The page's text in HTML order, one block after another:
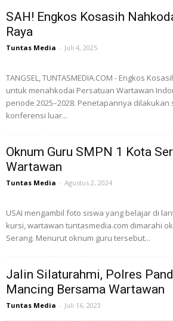
SAH! Engkos Kosasih
Raya
Tuntas Media - Juli 4, 2025
TANGSEL, TUNTASMEDIA.COM - Engkos
untuk menahkodai Persatuan Wartawan
periode 2025–2028. Penetapannya
konferensi luar...
Oknum Guru SMPN 1 Kota
Wartawan
Tuntas Media - Agustus 2, 2024
USAI mengambil foto siswa yang belajar di
kursi, wartawan tuntasmedia.com dimarahi
Serang. Menurut oknum guru tersebut...
Jalin Silaturahmi, Polres
Mancing Bersama Wartawan
Tuntas Media - Juli 16, 2023